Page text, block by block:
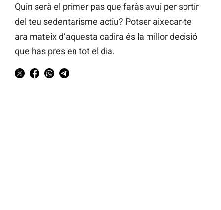
Quin serà el primer pas que faràs avui per sortir
del teu sedentarisme actiu? Potser aixecar-te
ara mateix d’aquesta cadira és la millor decisió
que has pres en tot el dia.